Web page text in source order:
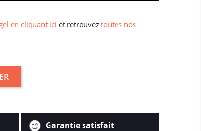
en cliquant ici et retrouvez toutes nos
Garantie satisfait